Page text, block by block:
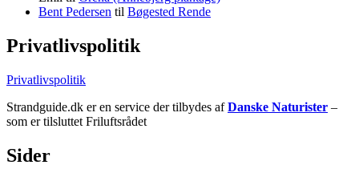
Bent Pedersen til Bøgested Rende
Privatlivspolitik
Privatlivspolitik
Strandguide.dk er en service der tilbydes afDanske Naturister –
som er tilsluttet Friluftsrådet
Sider